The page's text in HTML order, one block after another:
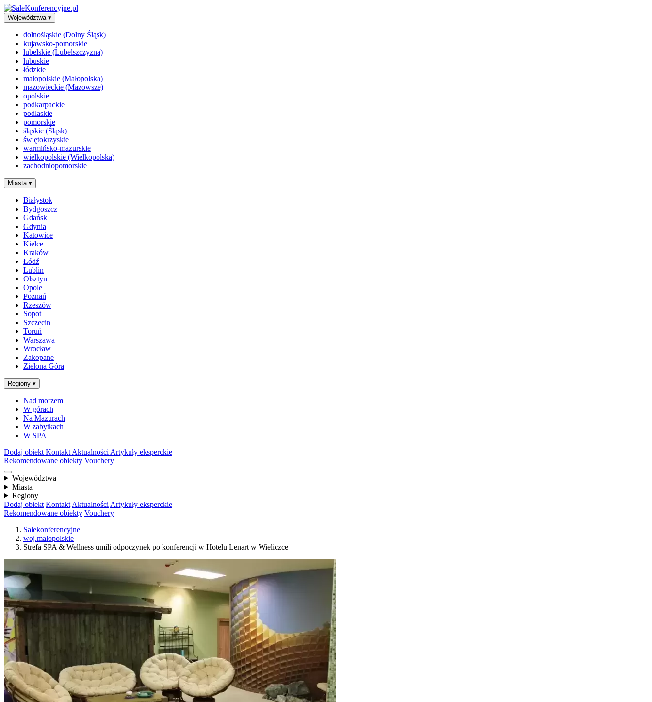
Województwa ▾
dolnośląskie (Dolny Śląsk)
kujawsko-pomorskie
lubelskie (Lubelszczyzna)
lubuskie
łódzkie
małopolskie (Małopolska)
mazowieckie (Mazowsze)
opolskie
podkarpackie
podlaskie
pomorskie
śląskie (Śląsk)
świętokrzyskie
warmińsko-mazurskie
wielkopolskie (Wielkopolska)
zachodniopomorskie
Miasta ▾
Białystok
Bydgoszcz
Gdańsk
Gdynia
Katowice
Kielce
Kraków
Łódź
Lublin
Olsztyn
Opole
Poznań
Rzeszów
Sopot
Szczecin
Toruń
Warszawa
Wrocław
Zakopane
Zielona Góra
Regiony ▾
Nad morzem
W górach
Na Mazurach
W zabytkach
W SPA
Dodaj obiekt Kontakt Aktualności Artykuły eksperckie
Rekomendowane obiekty Vouchery
Województwa
Miasta
Regiony
Dodaj obiekt Kontakt Aktualności Artykuły eksperckie
Rekomendowane obiekty Vouchery
Salekonferencyjne
woj.małopolskie
Strefa SPA & Wellness umili odpoczynek po konferencji w Hotelu Lenart w Wieliczce